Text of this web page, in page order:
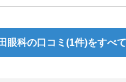
眼科の口コミ(1件)をすべ